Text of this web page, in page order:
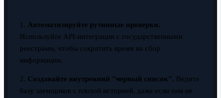
1. Автоматизируйте рутинные проверки.
Используйте API-интеграции с государственными
реестрами, чтобы сократить время на сбор
информации.
2. Создавайте внутренний "черный список". Ведите
базу заемщиков с плохой историей, даже если они не